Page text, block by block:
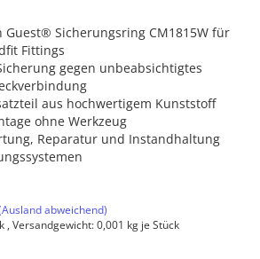
Guest® Sicherungsring CM1815W für
Fittings
gegen unbeabsichtigtes
aus hochwertigem Kunststoff
ohne Werkzeug
Reparatur und Instandhaltung
abweichend)
, Versandgewicht:0,001 kg je Stück